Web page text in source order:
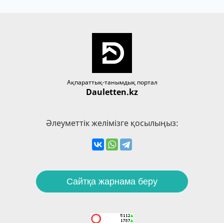
Ақпараттық-танымдық портал
Dauletten.kz
Әлеуметтік желімізге қосылыңыз:
Сайтқа жарнама беру